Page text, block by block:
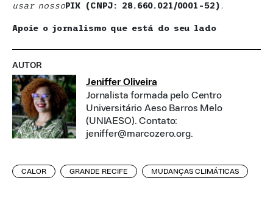
usar nossoPIX (CNPJ: 28.660.021/0001-52) .
Apoie o jornalismo que está do seu lado
AUTOR
Jeniffer Oliveira
Jornalista formada pelo Centro
Universitário Aeso Barros Melo
(UNIAESO). Contato:
jeniffer@marcozero.org.
CALOR GRANDE RECIFE MUDANÇAS CLIMÁTICAS